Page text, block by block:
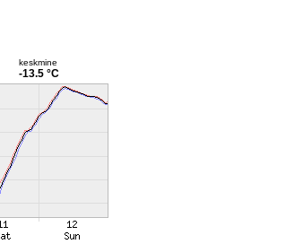
keskmine
-13.5 °C